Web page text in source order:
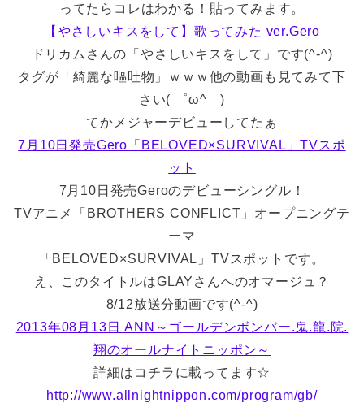
ってたらコレはわかる！貼ってみます。
【やさしいキスをして】歌ってみた ver.Gero
ドリカムさんの「やさしいキスをして」です(^-^)
タグが「綺麗な嘔吐物」ｗｗｗ他の動画も見てみて下
さい( ゜ω^ )
てかメジャーデビューしてたぁ
7月10日発売Gero「BELOVED×SURVIVAL」TVスポ
ット
7月10日発売Geroのデビューシングル！
TVアニメ「BROTHERS CONFLICT」オープニングテ
ーマ
「BELOVED×SURVIVAL」TVスポットです。
え、このタイトルはGLAYさんへのオマージュ？
8/12放送分動画です(^-^)
2013年08月13日 ANN～ゴールデンボンバー.鬼.龍.院.
翔のオールナイトニッポン～
詳細はコチラに載ってます☆
http://www.allnightnippon.com/program/gb/